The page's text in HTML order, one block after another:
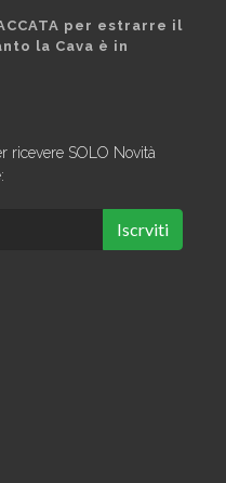
per estrarre il
la Cava è in
ricevere SOLO Novità
Iscrviti